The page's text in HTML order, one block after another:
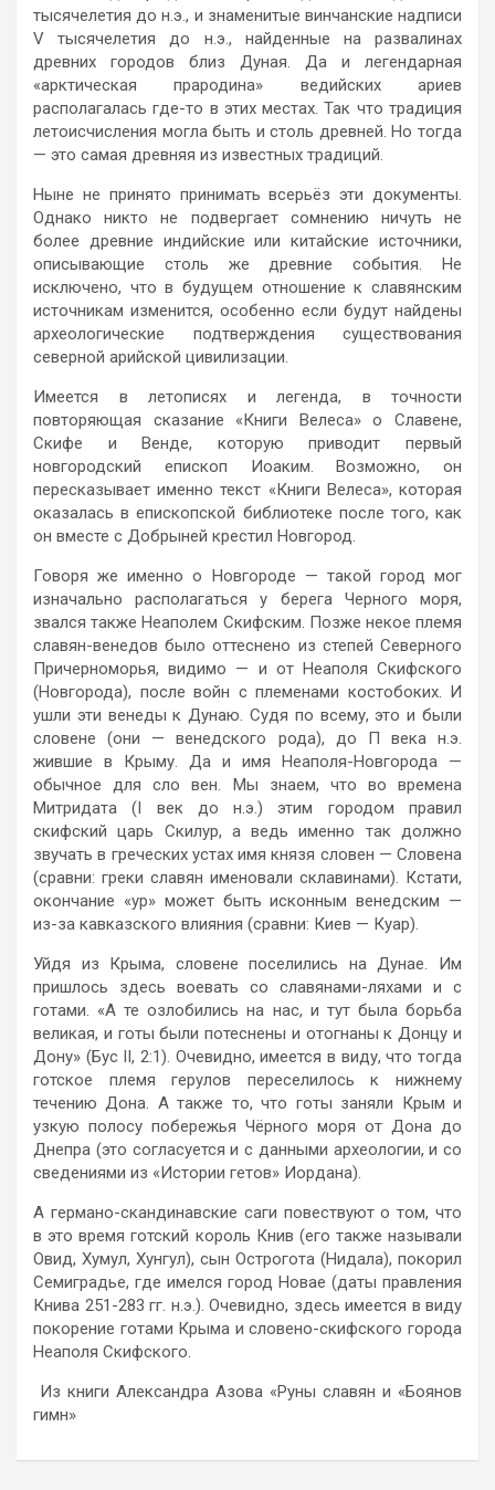
тысячелетия до н.э., и знаменитые винчанские надписи
V тысячелетия до н.э., найденные на развалинах
древних городов близ Дуная. Да и легендарная
«арктическая прародина» ведийских ариев
располагалась где-то в этих местах. Так что традиция
летоисчисления могла быть и столь древней. Но тогда
— это самая древняя из известных традиций.
Ныне не принято принимать всерьёз эти документы.
Однако никто не подвергает сомнению ничуть не
более древние индийские или китайские источники,
описывающие столь же древние события. Не
исключено, что в будущем отношение к славянским
источникам изменится, особенно если будут найдены
археологические подтверждения существования
северной арийской цивилизации.
Имеется в летописях и легенда, в точности
повторяющая сказание «Книги Велеса» о Славене,
Скифе и Венде, которую приводит первый
новгородский епископ Иоаким. Возможно, он
пересказывает именно текст «Книги Велеса», которая
оказалась в епископской библиотеке после того, как
он вместе с Добрыней крестил Новгород.
Говоря же именно о Новгороде — такой город мог
изначально располагаться у берега Черного моря,
звался также Неаполем Скифским. Позже некое племя
славян-венедов было оттеснено из степей Северного
Причерноморья, видимо — и от Неаполя Скифского
(Новгорода), после войн с племенами костобоких. И
ушли эти венеды к Дунаю. Судя по всему, это и были
словене (они — венедского рода), до П века н.э.
жившие в Крыму. Да и имя Неаполя-Новгорода —
обычное для сло вен. Мы знаем, что во времена
Митридата (I век до н.э.) этим городом правил
скифский царь Скилур, а ведь именно так должно
звучать в греческих устах имя князя словен — Словена
(сравни: греки славян именовали склавинами). Кстати,
окончание «ур» может быть исконным венедским —
из-за кавказского влияния (сравни: Киев — Куар).
Уйдя из Крыма, словене поселились на Дунае. Им
пришлось здесь воевать со славянами-ляхами и с
готами. «А те озлобились на нас, и тут была борьба
великая, и готы были потеснены и отогнаны к Донцу и
Дону» (Бус II, 2:1). Очевидно, имеется в виду, что тогда
готское племя герулов переселилось к нижнему
течению Дона. А также то, что готы заняли Крым и
узкую полосу побережья Чёрного моря от Дона до
Днепра (это согласуется и с данными археологии, и со
сведениями из «Истории гетов» Иордана).
А германо-скандинавские саги повествуют о том, что
в это время готский король Книв (его также называли
Овид, Хумул, Хунгул), сын Острогота (Нидала), покорил
Семиградье, где имелся город Новае (даты правления
Книва 251-283 гг. н.э.). Очевидно, здесь имеется в виду
покорение готами Крыма и словено-скифского города
Неаполя Скифского.
Из книги Александра Азова «Руны славян и «Боянов
гимн»